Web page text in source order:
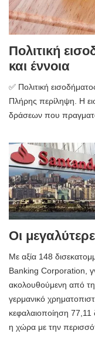
Πολιτική
και έννοια
✅ Πολιτική
Πλήρης περίληψη. Η
δράσεων που
Οι
Με αξία 148
Banking Corporation,
ακολουθούμενη από
γερμανικό
κεφαλαιοποίηση
η χώρα με την